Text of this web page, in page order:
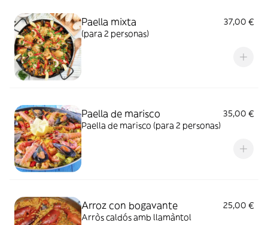
Paella mixta
37,00 €
(para 2 personas)
Paella de marisco
35,00 €
Paella de marisco (para 2 personas)
Arroz con bogavante
25,00 €
Arròs caldós amb llamàntol